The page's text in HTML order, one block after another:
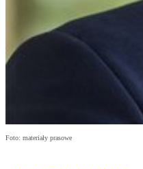
Foto: materiały prasowe